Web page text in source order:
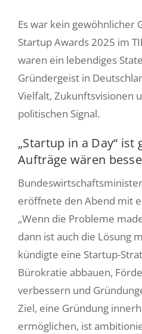
Begleitung
Aktuelles
Über uns
Login
Es war kein gewöhnlicher
Startup Awards 2025 im
waren ein lebendiges
Gründergeist in
Vielfalt, Zukunftsvisionen
politischen Signal.
„Startup in a Day“
Aufträge wären
eröffnete den Abend mit
„Wenn die Probleme
dann ist auch die Lösung
kündigte eine Startup-
Bürokratie abbauen,
verbessern und
Ziel, eine Gründung
ermöglichen, ist